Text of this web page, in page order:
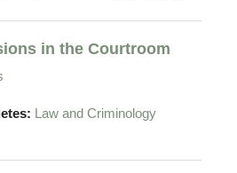
in the Courtroom
Law and Criminology